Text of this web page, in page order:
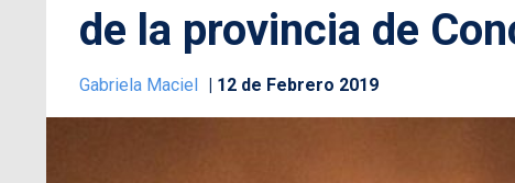
de la provincia de
Gabriela Maciel 12 de Febrero 2019